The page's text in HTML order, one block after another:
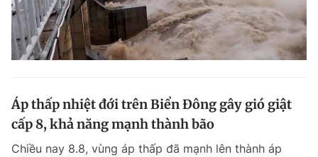
Áp thấp nhiệt đới trên Biển Đông gây gió giật
cấp 8, khả năng mạnh thành bão
Chiều nay 8.8, vùng áp thấp đã mạnh lên thành áp